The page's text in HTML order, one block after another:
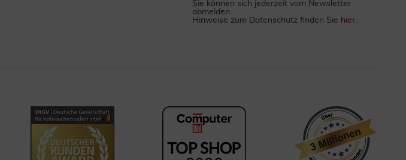
Sie können sich jederzeit vom Newsletter
abmelden.
Hinweise zum Datenschutz finden Sie hier.